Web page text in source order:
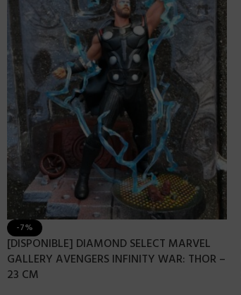
-7%
[DISPONIBLE] DIAMOND SELECT MARVEL
GALLERY AVENGERS INFINITY WAR: THOR –
23 CM